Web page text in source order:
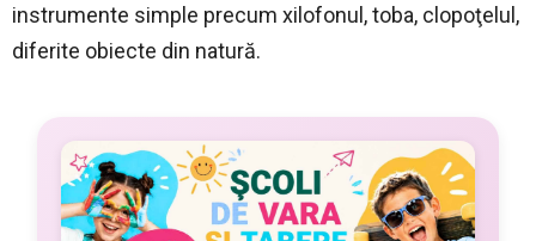
instrumente simple precum xilofonul, toba, clopoţelul,
diferite obiecte din natură.